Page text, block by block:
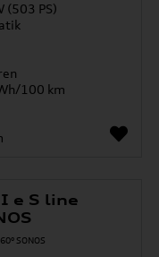
(503 PS)
100 km
e S line